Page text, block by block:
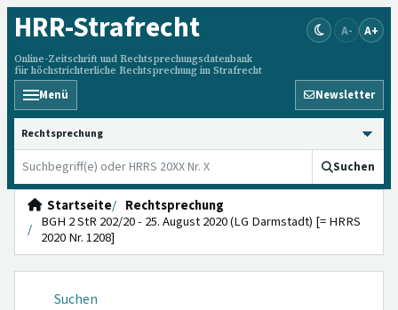
HRR-Strafrecht
Online-Zeitschrift und Rechtsprechungsdatenbank
für höchstrichterliche Rechtsprechung im Strafrecht
A- A+
Menü Newsletter
HRRS durchsuchen
Suchen
Startseite
Rechtsprechung
BGH 2 StR 202/20 - 25. August 2020 (LG Darmstadt) [= HRRS
2020 Nr. 1208]
Suchen